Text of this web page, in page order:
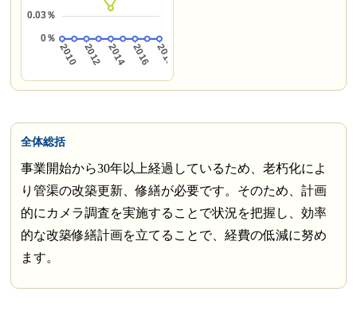
全体総括
事業開始から30年以上経過しているため、老朽化によ
り管渠の改築更新、修繕が必要です。そのため、計画
的にカメラ調査を実施することで状況を把握し、効率
的な改築修繕計画を立てることで、経費の低減に努め
ます。